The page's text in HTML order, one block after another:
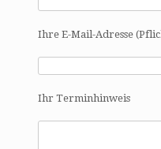
Ihre E-Mail-Adresse
Ihr Terminhinweis